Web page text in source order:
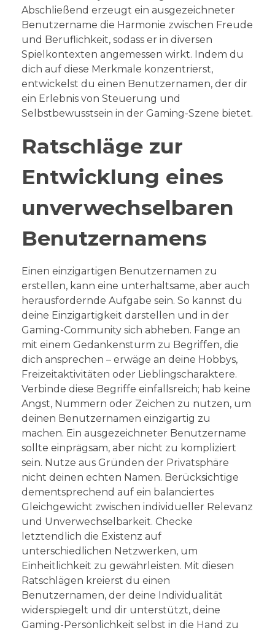
Abschließend erzeugt ein ausgezeichneter
Benutzername die Harmonie zwischen Freude
und Beruflichkeit, sodass er in diversen
Spielkontexten angemessen wirkt. Indem du
dich auf diese Merkmale konzentrierst,
entwickelst du einen Benutzernamen, der dir
ein Erlebnis von Steuerung und
Selbstbewusstsein in der Gaming-Szene bietet.
Ratschläge zur
Entwicklung eines
unverwechselbaren
Benutzernamens
Einen einzigartigen Benutzernamen zu
erstellen, kann eine unterhaltsame, aber auch
herausfordernde Aufgabe sein. So kannst du
deine Einzigartigkeit darstellen und in der
Gaming-Community sich abheben. Fange an
mit einem Gedankensturm zu Begriffen, die
dich ansprechen – erwäge an deine Hobbys,
Freizeitaktivitäten oder Lieblingscharaktere.
Verbinde diese Begriffe einfallsreich; hab keine
Angst, Nummern oder Zeichen zu nutzen, um
deinen Benutzernamen einzigartig zu
machen. Ein ausgezeichneter Benutzername
sollte einprägsam, aber nicht zu kompliziert
sein. Nutze aus Gründen der Privatsphäre
nicht deinen echten Namen. Berücksichtige
dementsprechend auf ein balanciertes
Gleichgewicht zwischen individueller Relevanz
und Unverwechselbarkeit. Checke
letztendlich die Existenz auf
unterschiedlichen Netzwerken, um
Einheitlichkeit zu gewährleisten. Mit diesen
Ratschlägen kreierst du einen
Benutzernamen, der deine Individualität
widerspiegelt und dir unterstützt, deine
Gaming-Persönlichkeit selbst in die Hand zu